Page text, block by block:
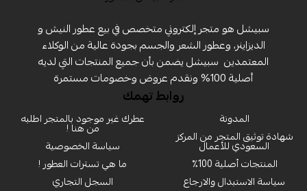
سبيشل هو متجر إلكتروني متخصص في بيع عطور النيش و
الديزاينر، وعطور الشعر والجسم بجودة عالية من الوكلاء
المعتمدين ‏ سبيشل يضمن بأن جميع المنتجات التي لديه
أصلية 100% ونقدم عروض وخصومات مستمرة
روابط تهمك
المدونة
شهادة توثيق المتجر من المركز
السعودي للأعمال
المنتجات أصلية 100٪
سياسة الاستبدال والارجاع
عطرك غير موجود بالمتجر اطلبه
من هنا !
سياسة الخصوصية
ما هي تسترات العطور !
السجل التجاري